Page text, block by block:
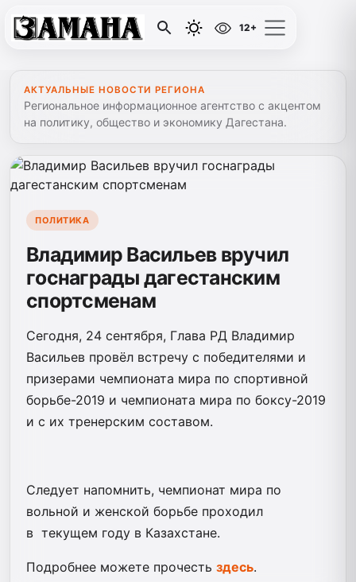
12+
АКТУАЛЬНЫЕ НОВОСТИ РЕГИОНА
Региональное информационное агентство с акцентом
на политику, общество и экономику Дагестана.
ПОЛИТИКА
Владимир Васильев вручил
госнаграды дагестанским
спортсменам
Сегодня, 24 сентября, Глава РД Владимир
Васильев провёл встречу с победителями и
призерами чемпионата мира по спортивной
борьбе-2019 и чемпионата мира по боксу-2019
и с их тренерским составом.
Следует напомнить, чемпионат мира по
вольной и женской борьбе проходил
в текущем году в Казахстане.
Подробнее можете прочесть здесь.